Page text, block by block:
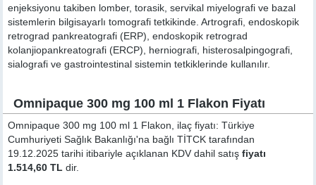
enjeksiyonu takiben lomber, torasik, servikal miyelografi ve bazal
sistemlerin bilgisayarlı tomografi tetkikinde. Artrografi, endoskopik
retrograd pankreatografi (ERP), endoskopik retrograd
kolanjiopankreatografi (ERCP), herniografi, histerosalpingografi,
sialografi ve gastrointestinal sistemin tetkiklerinde kullanılır.
Omnipaque 300 mg 100 ml 1 Flakon Fiyatı
Omnipaque 300 mg 100 ml 1 Flakon, ilaç fiyatı: Türkiye
Cumhuriyeti Sağlık Bakanlığı'na bağlı TİTCK tarafından
19.12.2025 tarihi itibariyle açıklanan KDV dahil satışfiyatı
1.514,60 TL dir.